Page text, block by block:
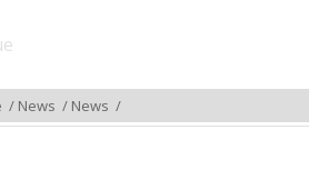
/ News / News /